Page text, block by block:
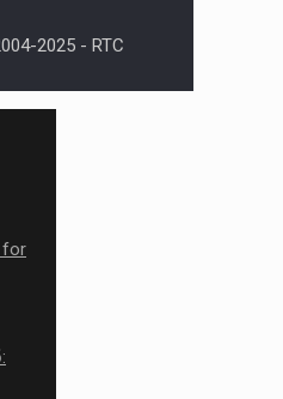
2025 - RTC
for